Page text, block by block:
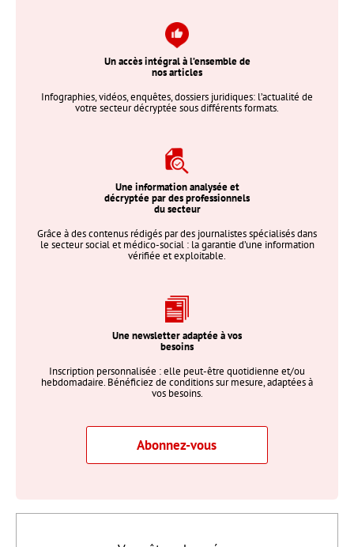
Un accès intégral à l’ensemble de
nos articles
Infographies, vidéos, enquêtes, dossiers juridiques: l’actualité de
votre secteur décryptée sous différents formats.
Une information analysée et
décryptée par des professionnels
du secteur
Grâce à des contenus rédigés par des journalistes spécialisés dans
le secteur social et médico-social : la garantie d’une information
vérifiée et exploitable.
Une newsletter adaptée à vos
besoins
Inscription personnalisée : elle peut-être quotidienne et/ou
hebdomadaire. Bénéficiez de conditions sur mesure, adaptées à
vos besoins.
Abonnez-vous